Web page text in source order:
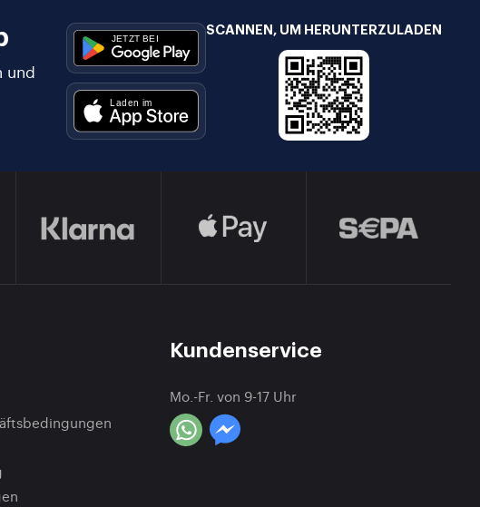
und
SCANNEN, UM HERUNTERZULADEN
Kundenservice
Mo.-Fr. von 9-17 Uhr